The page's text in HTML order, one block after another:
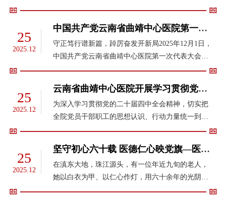
院有关领导带队前往会泽县者海镇付家村、柳树
细化工作任务、压实帮扶责任。座谈会...
25
2025.12
中国共产党云南省曲靖中心医院第一次代表大会胜利召开
守正笃行谱新篇，踔厉奋发开新局2025年12月1日，
中国共产党云南省曲靖中心医院第一次代表大会在
胜峰路院区胜利召开。会议锚定“无差别诊疗”品质
心看病的一流医院”发展愿景，...
25
2025.12
云南省曲靖中心医院开展学习贯彻党的二十届四中全会精神专题辅导
为深入学习贯彻党的二十届四中全会精神，切实把
全院党员干部职工的思想认识、行动力量统一到党
中央决策部署上来，11月17日，云南省曲靖中心医
辅导。会议邀请市委党校滕黎南...
25
2025.12
坚守初心六十载 医德仁心映党旗—医院解纪庐同志获云南省离退休干部先进个人表彰
在滇东大地，珠江源头，有一位年近九旬的老人，
她以白衣为甲、以仁心作灯，用六十余年的光阴书
写了一名共产党员、一位人民医生的忠诚与担当。